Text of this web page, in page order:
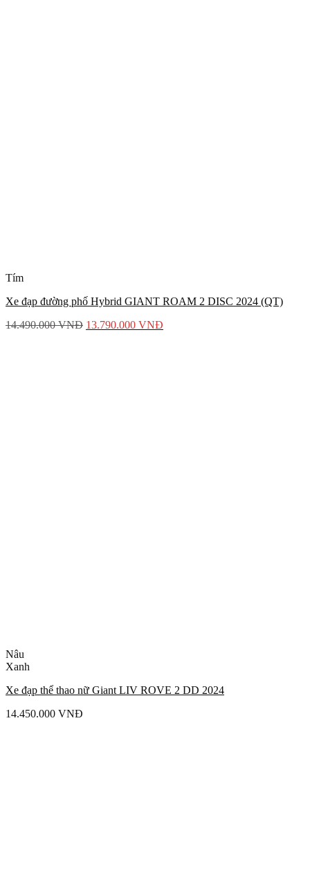
Tím
Xe đạp đường phố Hybrid GIANT ROAM 2 DISC 2024 (QT)
14.490.000VNĐ 13.790.000 VNĐ
Nâu
Xanh
Xe đạp thể thao nữ Giant LIV ROVE 2 DD 2024
14.450.000 VNĐ